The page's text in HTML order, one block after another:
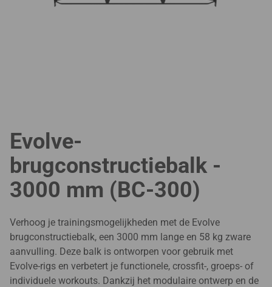
Evolve-
brugconstructiebalk -
3000 mm (BC-300)
Verhoog je trainingsmogelijkheden met de Evolve
brugconstructiebalk, een 3000 mm lange en 58 kg zware
aanvulling. Deze balk is ontworpen voor gebruik met
Evolve-rigs en verbetert je functionele, crossfit-, groeps- of
individuele workouts. Dankzij het modulaire ontwerp en de